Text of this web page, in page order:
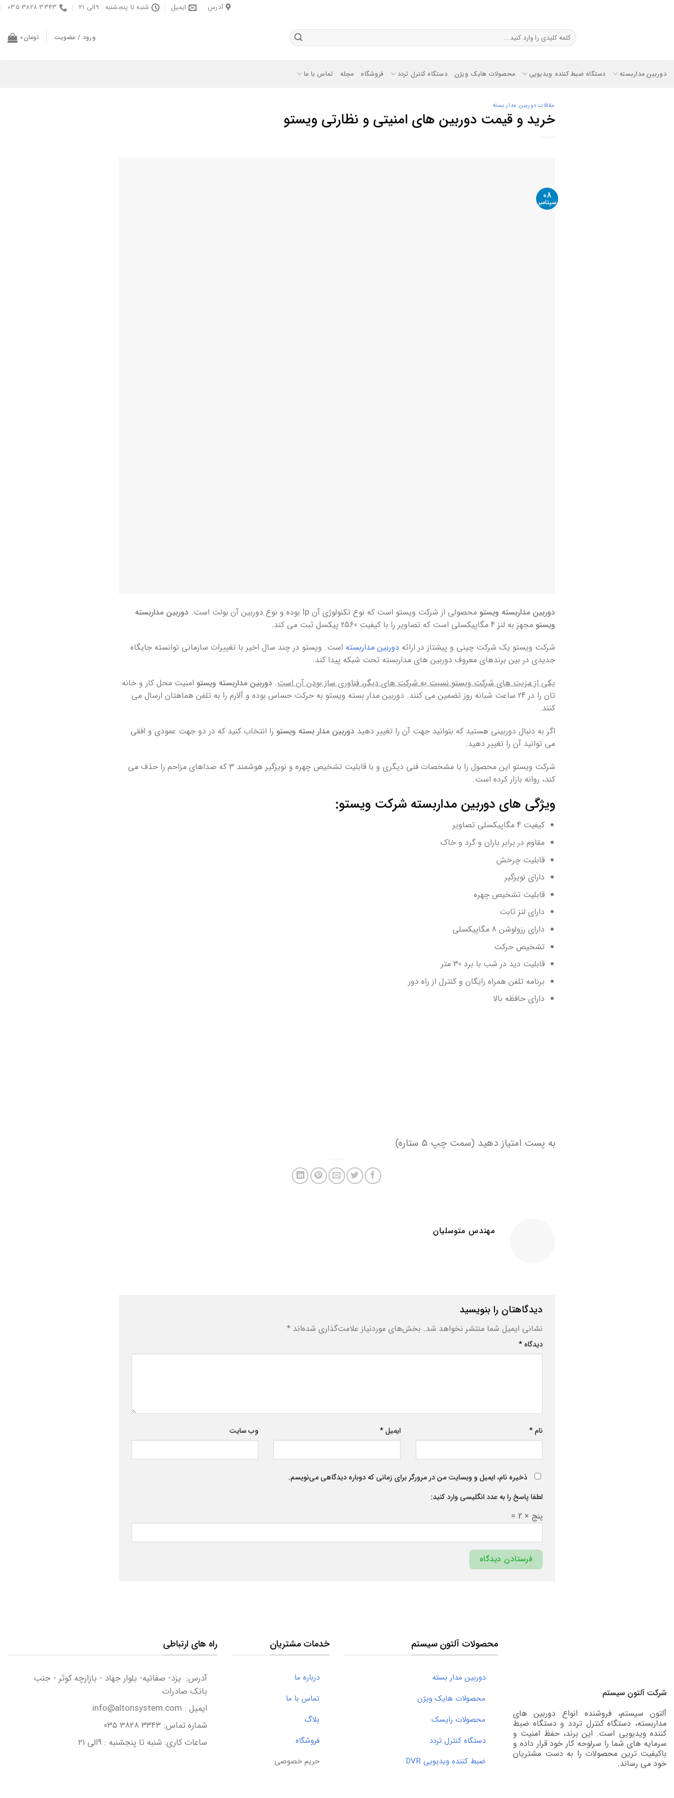
آدرس ایمیل شنبه تا پنجشنبه : ۹الی ۲۱ 3343 3828 035
جستجو
برای:
ورود / عضویت تومان0
دوربین مداربسته دستگاه ضبط کننده ویدیویی محصولات هایک ویژن دستگاه کنترل تردد فروشگاه مجله تماس با ما
مقالات دوربین مدار بسته
خرید و قیمت دوربین های امنیتی و نظارتی ویستو
08
سپتامبر
دوربین مداربسته ویستو محصولی از شرکت ویستو است که نوع تکنولوژی آن Ip بوده و نوع دوربین آن بولت است.
دوربین مداربسته
ویستو مجهز به لنز 4 مگاپیکسلی است که تصاویر را با کیفیت 2560 پیکسل ثبت می کند.
شرکت ویستو یک شرکت چینی و پیشتاز در ارائه دوربین مداربسته است. ویستو در چند سال اخیر با تغییرات سازمانی توانسته جایگاه
جدیدی در بین برندهای معروف دوربین های مداربسته تحت شبکه پیدا کند.
یکی از مزیت های شرکت ویستو نسبت به شرکت های دیگر، فناوری ساز بودن آن است. دوربین مداربسته ویستو امنیت محل کار و خانه
تان را در 24 ساعت شبانه روز تضمین می کنند. دوربین مدار بسته ویستو به حرکت حساس بوده و آلارم را به تلفن هماهتان ارسال می
کنند.
اگر به دنبال دوربینی هستید که بتوانید جهت آن را تغییر دهید دوربین مدار بسته ویستو را انتخاب کنید که در دو جهت عمودی و افقی
می توانید آن را تغییر دهید.
شرکت ویستو این محصول را با مشخصات فنی دیگری و با قابلیت تشخیص چهره و نویزگیر هوشمند 3 که صداهای مزاحم را حذف می
کند، روانه بازار کرده است.
ویژگی های دوربین مداربسته شرکت ویستو:
کیفیت 4 مگاپیکسلی تصاویر
مقاوم در برابر باران و گرد و خاک
قابلیت چرخش
دارای نویزگیر
قابلیت تشخیص چهره
دارای لنز ثابت
دارای رزولوشن 8 مگاپیکسلی
تشخیص حرکت
قابلیت دید در شب با برد 30 متر
برنامه تلفن همراه رایگان و کنترل از راه دور
دارای حافظه بالا
به پست امتیاز دهید (سمت چپ 5 ستاره)
مهندس متوسلیان
دیدگاهتان را بنویسید
نشانی ایمیل شما منتشر نخواهد شد. بخش‌های موردنیاز علامت‌گذاری شده‌اند *
دیدگاه *
نام * ایمیل* وب‌ سایت
ذخیره نام، ایمیل و وبسایت من در مرورگر برای زمانی که دوباره دیدگاهی می‌نویسم.
لطفا پاسخ را به عدد انگلیسی وارد کنید:
پنج × 2 =
شرکت آلتون سیستم
آلتون سیستم، فروشنده انواع دوربین های
مداربسته، دستگاه کنترل تردد و دستگاه ضبط
کننده ویدیویی است. این برند، حفظ امنیت و
سرمایه های شما را سرلوحه کار خود قرار داده و
باکیفیت ترین محصولات را به دست مشتریان
خود می رساند.
محصولات آلتون سیستم
دوربین مدار بسته
محصولات هایک ویژن
محصولات رایسک
دستگاه کنترل تردد
ضبط کننده ویدیویی DVR
خدمات مشتریان
درباره ما
تماس با ما
بلاگ
فروشگاه
حریم خصوصی
راه های ارتباطی
آدرس: یزد- صفائیه- بلوار جهاد - بازارچه کوثر - جنب
بانک صادرات
ایمیل : info@altonsystem.com
شماره تماس: ۳۳۴۳ 3۸۲۸ ۰۳۵
ساعات کاری: شنبه تا پنجشنبه : ۹الی ۲۱